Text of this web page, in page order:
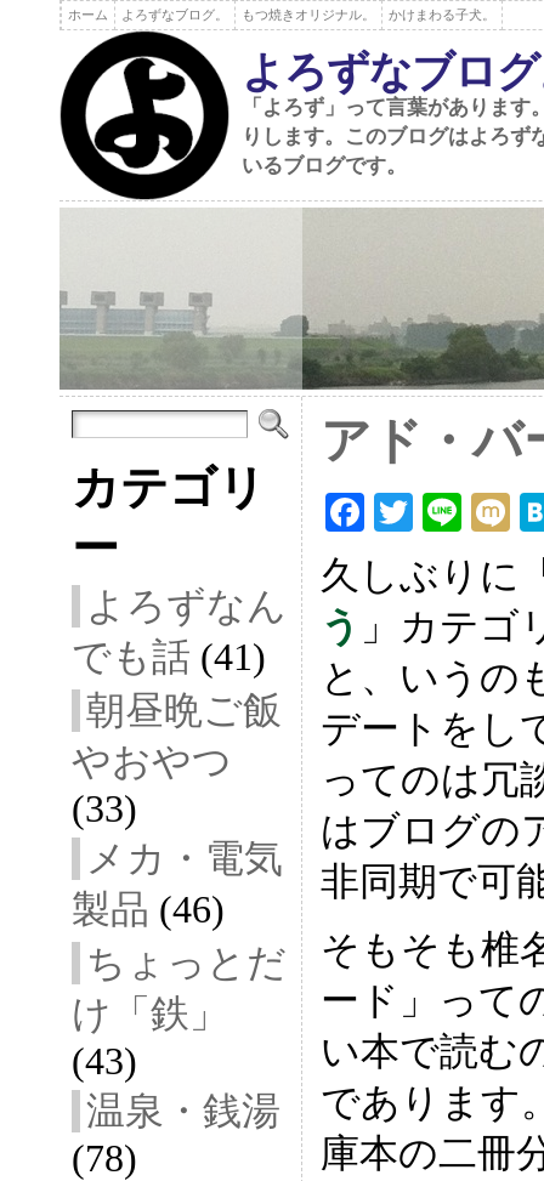
ホーム よろずなブログ。 もつ焼きオリジナル。 かけまわる子犬。
よろずなブロ
「よろず」って言葉がありま
りします。このブログはよろず
いるブログです。
カテゴリ
ー
よろずなん
でも話 (41)
朝昼晩ご飯
やおやつ
(33)
メカ・電気
製品 (46)
ちょっとだ
け「鉄」
(43)
温泉・銭湯
(78)
アド・バ
F
ac
eb
oo
T
wi
tt
er
Li
ne
i
久しぶりに
う 」カテゴ
と、いうの
デートをし
ってのは冗
はブログの
非同期で可
そもそも椎
ード」って
い本で読む
であります
庫本の二冊